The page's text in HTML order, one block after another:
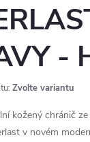
-
Zvolte variantu
kožený chránič
v novém